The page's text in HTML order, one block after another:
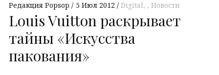
Редакция Popsop 5 Июл 2012 Digital, Новости
Louis Vuitton раскрывает
тайны «Искусства
пакования»